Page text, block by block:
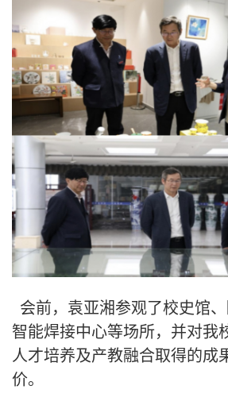
会前，袁亚湘参观了校史馆、
智能焊接中心等场所，并对我
人才培养及产教融合取得的成
价。